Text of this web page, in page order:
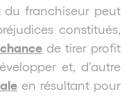
franchiseur peut
constitués,
de tirer profit
et, d’autre
en résultant pour